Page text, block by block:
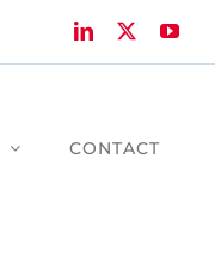
CONTACT